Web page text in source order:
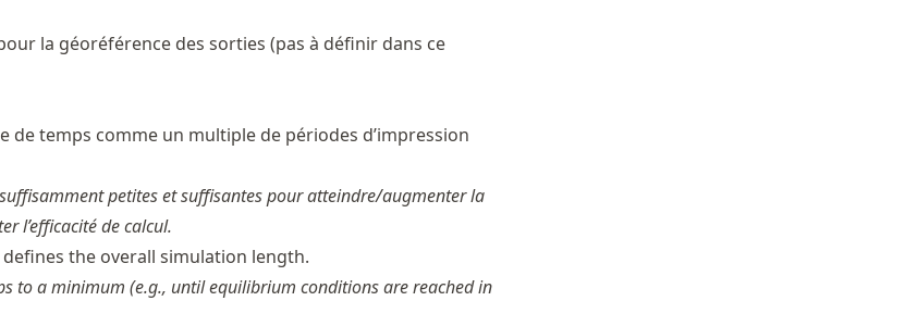
la géoréférence des sorties (pas à définir dans ce
de temps comme un multiple de périodes d’impression
petites et suffisantes pour atteindre/augmenter la
l’efficacité de calcul.
defines the overall simulation length.
to a minimum (e.g., until equilibrium conditions are reached in